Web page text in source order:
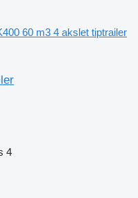
60 m3 4 akslet tiptrailer
4